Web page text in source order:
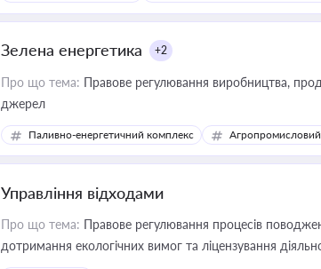
Зелена енергетика +2
Про що тема: Правове регулювання виробництва,
джерел
Паливно-енергетичний комплекс
Управління відходами
Про що тема: Правове регулювання процесів
дотримання екологічних вимог та ліцензування